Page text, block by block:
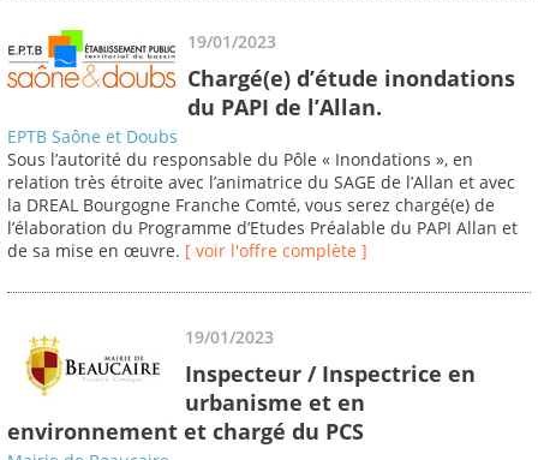
19/01/2023
Chargé(e) d’étude inondations
du PAPI de l’Allan.
EPTB Saône et Doubs
Sous l’autorité du responsable du Pôle « Inondations », en
relation très étroite avec l’animatrice du SAGE de l’Allan et avec
la DREAL Bourgogne Franche Comté, vous serez chargé(e) de
l’élaboration du Programme d’Etudes Préalable du PAPI Allan et
de sa mise en œuvre. [ voir l'offre complète ]
19/01/2023
Inspecteur / Inspectrice en
urbanisme et en
environnement et chargé du PCS